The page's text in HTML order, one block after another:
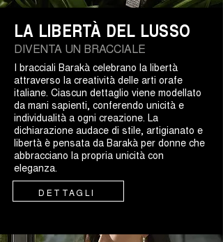
LA LIBERTÀ DEL LUSSO
DIVENTA UN BRACCIALE
I bracciali Barakà celebrano la libertà
attraverso la creatività delle arti orafe
italiane. Ciascun dettaglio viene modellato
da mani sapienti, conferendo unicità e
individualità a ogni creazione. La
dichiarazione audace di stile, artigianato e
libertà è pensata da Barakà per donne che
abbracciano la propria unicità con
eleganza.
DETTAGLI